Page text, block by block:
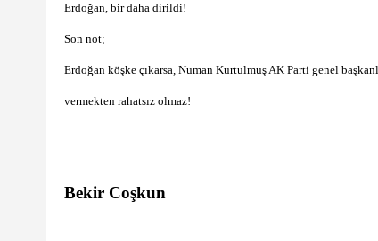
Erdoğan, bir daha dirildi!
Son not;
Erdoğan köşke çıkarsa, Numan Kurtulmuş AK Parti genel
vermekten rahatsız olmaz!
Bekir Coşkun